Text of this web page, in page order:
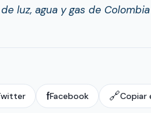
luz, agua y gas de
fFacebook 🔗Copiar